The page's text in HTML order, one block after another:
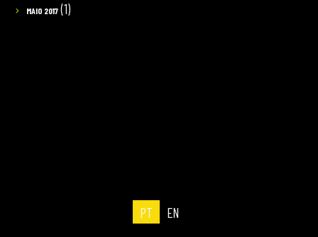
MAIO 2017(1)
PT EN